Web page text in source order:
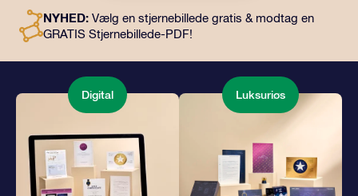
venner og familie.
NYHED: Vælg en stjernebillede gratis & modtag en
GRATIS Stjernebillede-PDF!
Digital Luksuriøs